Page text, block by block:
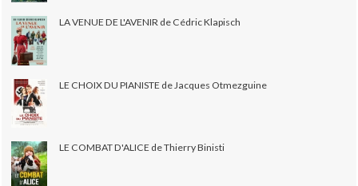
LA VENUE DE L'AVENIR de Cédric Klapisch
LE CHOIX DU PIANISTE de Jacques Otmezguine
LE COMBAT D'ALICE de Thierry Binisti